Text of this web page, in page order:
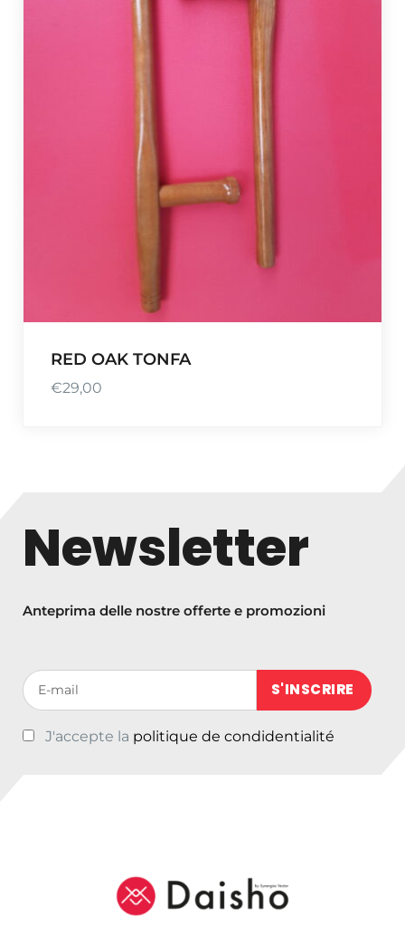
RED OAK TONFA
€29,00
Newsletter
Anteprima delle nostre offerte e promozioni
Votre adresse de messagerie (obligatoire)
J'accepte la politique de condidentialité